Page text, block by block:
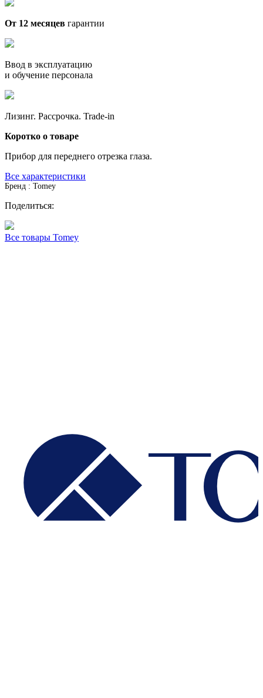
От 12 месяцев гарантии
Ввод в эксплуатацию
и обучение персонала
Лизинг. Рассрочка. Trade-in
Коротко о товаре
Прибор для переднего отрезка глаза.
Все характеристики
Бренд : Tomey
Поделиться:
Все товары Tomey